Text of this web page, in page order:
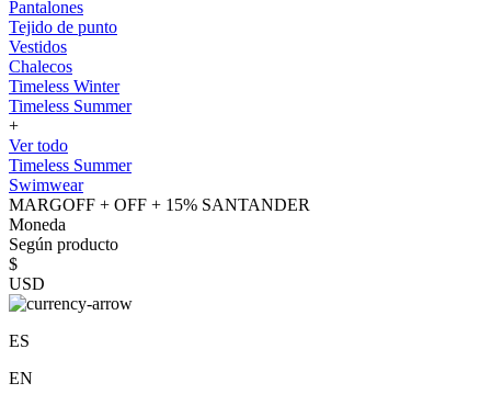
Pantalones
Tejido de punto
Vestidos
Chalecos
Timeless Winter
Timeless Summer
+
Ver todo
Timeless Summer
Swimwear
MARGOFF + OFF + 15% SANTANDER
Moneda
Según producto
$
USD
ES
EN